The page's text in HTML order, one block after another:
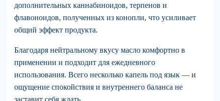
дополнительных каннабиноидов, терпенов и
флавоноидов, полученных из конопли, что усиливает
общий эффект продукта.
Благодаря нейтральному вкусу масло комфортно в
применении и подходит для ежедневного
использования. Всего несколько капель под язык — и
ощущение спокойствия и внутреннего баланса не
заставит себя ждать.